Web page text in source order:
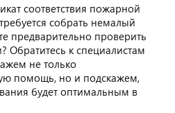
соответствия пожарной
собрать немалый
предварительно проверить
Обратитесь к специалистам
не только
помощь, но и подскажем,
будет оптимальным в